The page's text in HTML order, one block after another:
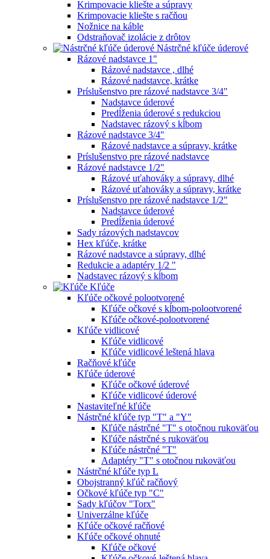
Krimpovacie kliešte a súpravy
Krimpovacie kliešte s račňou
Nožnice na káble
Odstraňovač izolácie z drôtov
Nástrčné kľúče úderové
Rázové nadstavce 1"
Rázové nadstavce , dlhé
Rázové nadstavce, krátke
Príslušenstvo pre rázové nadstavce 3/4"
Nadstavce úderové
Predĺženia úderové s redukciou
Nadstavec rázový s kĺbom
Rázové nadstavce 3/4"
Rázové nadstavce a súpravy, krátke
Príslušenstvo pre rázové nadstavce
Rázové nadstavce 1/2"
Rázové uťahováky a súpravy, dlhé
Rázové uťahováky a súpravy, krátke
Príslušenstvo pre rázové nadstavce 1/2"
Nadstavce úderové
Predĺženia úderové
Sady rázových nadstavcov
Hex kľúče, krátke
Rázové nadstavce a súpravy, dlhé
Redukcie a adaptéry 1/2 "
Nadstavec rázový s kĺbom
Kľúče
Kľúče očkové polootvorené
Kľúče očkové s kĺbom-polootvorené
Kľúče očkové-polootvorené
Kľúče vidlicové
Kľúče vidlicové
Kľúče vidlicové leštená hlava
Račňové kľúče
Kľúče úderové
Kľúče očkové úderové
Kľúče vidlicové úderové
Nastaviteľné kľúče
Nástrčné kľúče typ "T" a "Y"
Kľúče nástrčné "T" s otočnou rukoväťou
Kľúče nástrčné s rukoväťou
Kľúče nástrčné "T"
Adaptéry "T" s otočnou rukoväťou
Nástrčné kľúče typ L
Obojstranný kľúč račňový
Očkové kľúče typ "C"
Sady kľúčov "Torx"
Univerzálne kľúče
Kľúče očkové račňové
Kľúče očkové ohnuté
Kľúče očkové